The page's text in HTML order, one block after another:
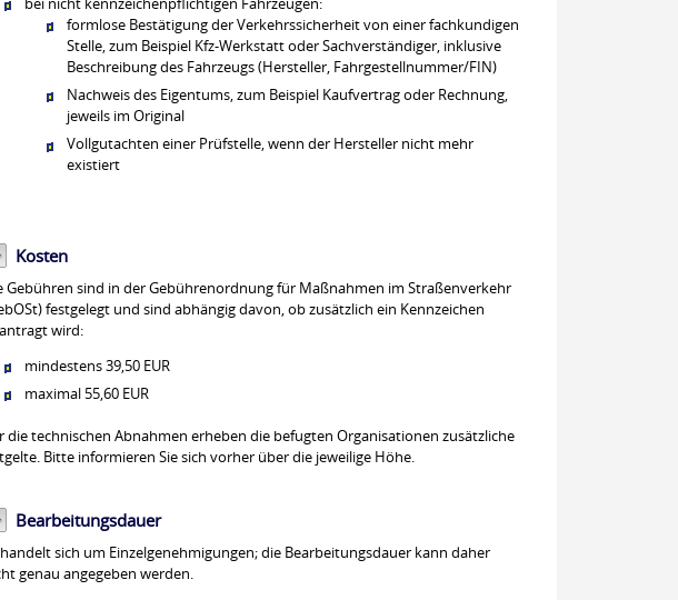
formlose Bestätigung der Verkehrssicherheit von einer fachkundigen
Stelle, zum Beispiel Kfz-Werkstatt oder Sachverständiger, inklusive
Beschreibung des Fahrzeugs (Hersteller, Fahrgestellnummer/FIN)
Nachweis des Eigentums, zum Beispiel Kaufvertrag oder Rechnung,
jeweils im Original
Vollgutachten einer Prüfstelle, wenn der Hersteller nicht mehr
existiert
Kosten
Gebühren sind in der Gebührenordnung für Maßnahmen im Straßenverkehr
festgelegt und sind abhängig davon, ob zusätzlich ein Kennzeichen
wird:
mindestens 39,50 EUR
maximal 55,60 EUR
die technischen Abnahmen erheben die befugten Organisationen zusätzliche
Bitte informieren Sie sich vorher über die jeweilige Höhe.
Bearbeitungsdauer
handelt sich um Einzelgenehmigungen; die Bearbeitungsdauer kann daher
genau angegeben werden.